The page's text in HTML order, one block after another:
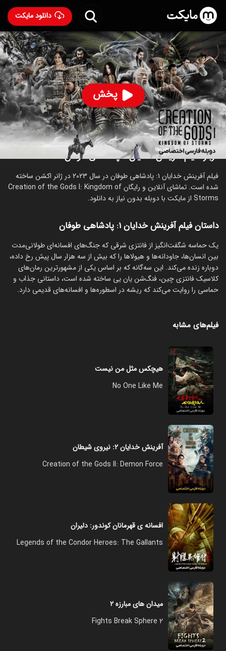
دانلود مایکت
پخش
فیلم آفرینش خدایان ۱: پادشاهی طوفان‌ با دوبله فارسی
-
Creation of the Gods I: Kingdom of Storms 2023
۴۳۵ 85% ۶.۶
ساخت چین سال 2023
رده سنی ۱۸+
اکشن
ماجراجویی درام
درباره فیلم آفرینش خدایان ۱: پادشاهی طوفان‌
فیلم آفرینش خدایان ۱: پادشاهی طوفان‌ در سال 2023 در ژانر اکشن ساخته
شده است. تماشای آنلاین و رایگان Creation of the Gods I: Kingdom of
Storms از مایکت با دوبله بدون نیاز به دانلود.
داستان فیلم آفرینش خدایان ۱: پادشاهی طوفان‌
یک حماسه شگفت‌انگیز از فانتزی شرقی که جنگ‌های افسانه‌ای طولانی‌مدت
بین انسان‌ها، جاودانه‌ها و هیولاها را که بیش از سه هزار سال پیش رخ داده،
دوباره زنده می‌کند. این سه‌گانه که بر اساس یکی از مشهورترین رمان‌های
کلاسیک فانتزی چین، فنگ‌شن یان‌ یی ساخته شده است، داستانی جذاب و
حماسی را روایت می‌کند که ریشه در اسطوره‌ها و افسانه‌های قدیمی دارد.
فیلم‌های مشابه
هیچکس مثل من نیست
No One Like Me
آفرینش خدایان ۲: نیروی شیطان
Creation of the Gods II: Demon Force
افسانه‌ ی قهرمانان کوندور: دلیران
Legends of the Condor Heroes: The Gallants
میدان های مبارزه ۲
Fights Break Sphere 2